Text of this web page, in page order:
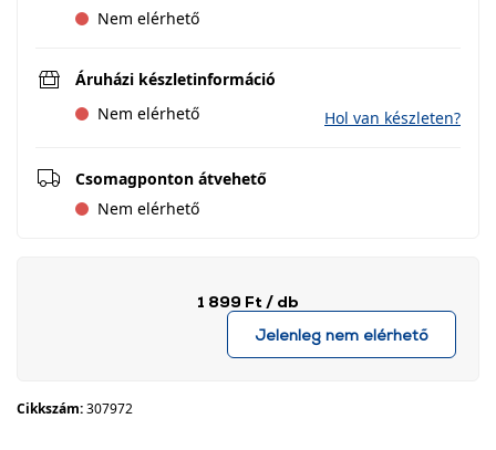
Nem elérhető
Áruházi készletinformáció
Nem elérhető
Hol van készleten?
Csomagponton átvehető
Nem elérhető
1 899 Ft / db
Jelenleg nem elérhető
Cikkszám:307972